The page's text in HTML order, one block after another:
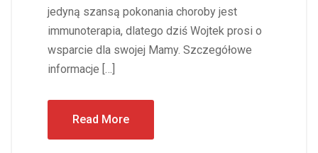
jedyną szansą pokonania choroby jest
immunoterapia, dlatego dziś Wojtek prosi o
wsparcie dla swojej Mamy. Szczegółowe
informacje […]
Read More